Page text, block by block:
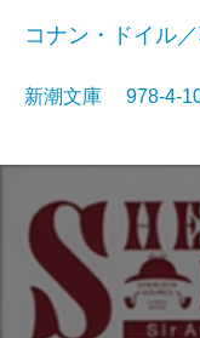
コナン・ドイル
新潮文庫 978-4-